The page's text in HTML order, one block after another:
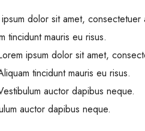
dolor sit amet,
tincidunt mauris eu risus.
ipsum dolor sit amet,
tincidunt mauris eu risus.
auctor dapibus neque.
auctor dapibus neque.